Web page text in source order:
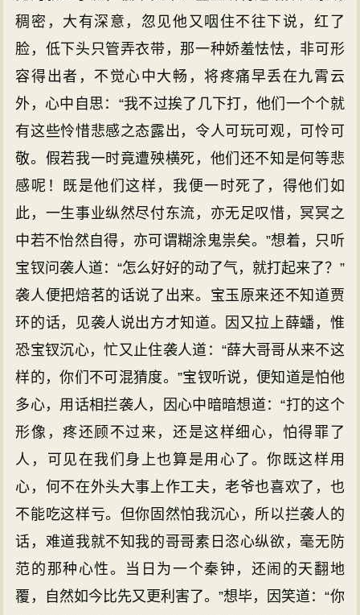
稠密，大有深意，忽见他又咽住不往下说，红了
脸，低下头只管弄衣带，那一种娇羞怯怯，非可形
容得出者，不觉心中大畅，将疼痛早丢在九霄云
外，心中自思：“我不过挨了几下打，他们一个个就
有这些怜惜悲感之态露出，令人可玩可观，可怜可
敬。假若我一时竟遭殃横死，他们还不知是何等悲
感呢！既是他们这样，我便一时死了，得他们如
此，一生事业纵然尽付东流，亦无足叹惜，冥冥之
中若不怡然自得，亦可谓糊涂鬼祟矣。”想着，只听
宝钗问袭人道：“怎么好好的动了气，就打起来了？”
袭人便把焙茗的话说了出来。宝玉原来还不知道贾
环的话，见袭人说出方才知道。因又拉上薛蟠，惟
恐宝钗沉心，忙又止住袭人道：“薛大哥哥从来不这
样的，你们不可混猜度。”宝钗听说，便知道是怕他
多心，用话相拦袭人，因心中暗暗想道：“打的这个
形像，疼还顾不过来，还是这样细心，怕得罪了
人，可见在我们身上也算是用心了。你既这样用
心，何不在外头大事上作工夫，老爷也喜欢了，也
不能吃这样亏。但你固然怕我沉心，所以拦袭人的
话，难道我就不知我的哥哥素日恣心纵欲，毫无防
范的那种心性。当日为一个秦钟，还闹的天翻地
覆，自然如今比先又更利害了。”想毕，因笑道：“你